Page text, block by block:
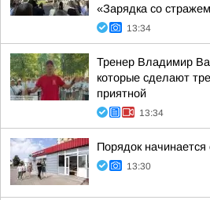
«Зарядка со
13:34
Тренер Владимир
которые сделают
приятной
13:34
Порядок начинается
13:30